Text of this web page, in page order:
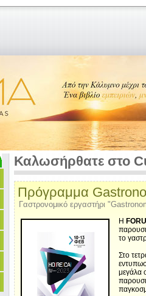
Καλωσήρθατε στο
Πρόγραμμα
Γαστρονομικό εργαστήρι
Η
το
Στο
μεγάλα